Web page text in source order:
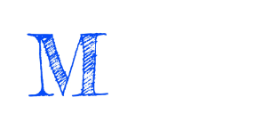
Skip